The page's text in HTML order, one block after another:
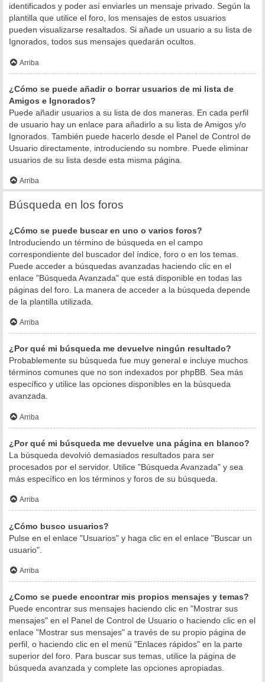
identificados y poder así enviarles un mensaje privado. Según la
plantilla que utilice el foro, los mensajes de estos usuarios
pueden visualizarse resaltados. Si añade un usuario a su lista de
Ignorados, todos sus mensajes quedarán ocultos.
Arriba
¿Cómo se puede añadir o borrar usuarios de mi lista de
Amigos e Ignorados?
Puede añadir usuarios a su lista de dos maneras. En cada perfil
de usuario hay un enlace para añadirlo a su lista de Amigos y/o
Ignorados. También puede hacerlo desde el Panel de Control de
Usuario directamente, introduciendo su nombre. Puede eliminar
usuarios de su lista desde esta misma página.
Arriba
Búsqueda en los foros
¿Cómo se puede buscar en uno o varios foros?
Introduciendo un término de búsqueda en el campo
correspondiente del buscador del índice, foro o en los temas.
Puede acceder a búsquedas avanzadas haciendo clic en el
enlace "Búsqueda Avanzada" que está disponible en todas las
páginas del foro. La manera de acceder a la búsqueda depende
de la plantilla utilizada.
Arriba
¿Por qué mi búsqueda me devuelve ningún resultado?
Probablemente su búsqueda fue muy general e incluye muchos
términos comunes que no son indexados por phpBB. Sea más
específico y utilice las opciones disponibles en la búsqueda
avanzada.
Arriba
¿Por qué mi búsqueda me devuelve una página en blanco?
La búsqueda devolvió demasiados resultados para ser
procesados por el servidor. Utilice "Búsqueda Avanzada" y sea
más específico en los términos y foros de su búsqueda.
Arriba
¿Cómo busco usuarios?
Pulse en el enlace "Usuarios" y haga clic en el enlace "Buscar un
usuario".
Arriba
¿Como se puede encontrar mis propios mensajes y temas?
Puede encontrar sus mensajes haciendo clic en "Mostrar sus
mensajes" en el Panel de Control de Usuario o haciendo clic en el
enlace "Mostrar sus mensajes" a través de su propio página de
perfil, o haciendo clic en el menú "Enlaces rápidos" en la parte
superior del foro. Para buscar sus temas, utilice la página de
búsqueda avanzada y complete las opciones apropiadas.